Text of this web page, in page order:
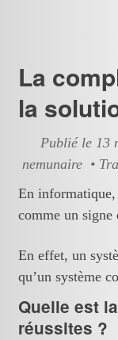
La
la
Publié le 13
nemunaire •
En
comme un signe
En effet, un
qu’un système
Quelle est
réussites ?